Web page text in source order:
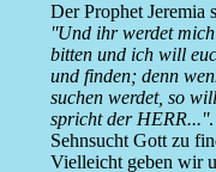
Der Prophet Jeremia
''Und ihr werdet
bitten und ich will
und finden; denn
suchen werdet, so
spricht der HERR...''
Sehnsucht Gott zu
Vielleicht geben wir